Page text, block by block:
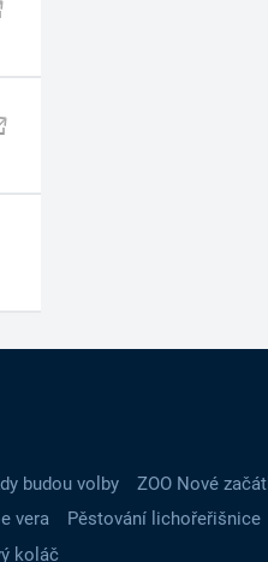
budou volby
ZOO Nové
vera
Pěstování lichořeřišnice
koláč